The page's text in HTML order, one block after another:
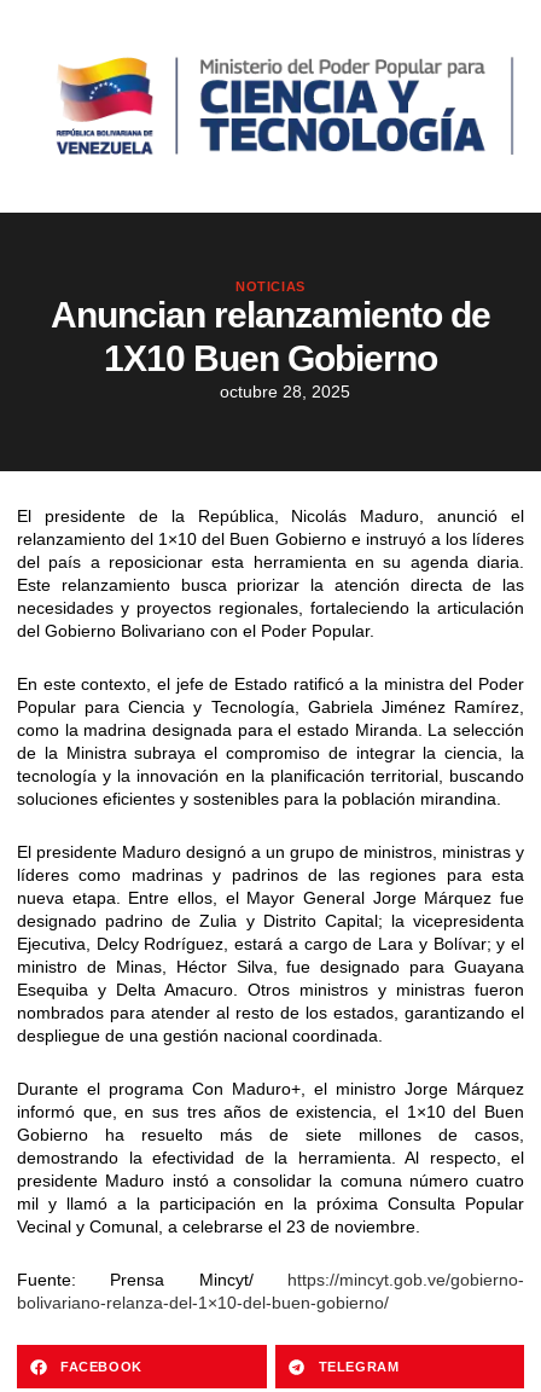
NOTICIAS
Anuncian relanzamiento de
1X10 Buen Gobierno
octubre 28, 2025
El presidente de la República, Nicolás Maduro, anunció el
relanzamiento del 1×10 del Buen Gobierno e instruyó a los líderes
del país a reposicionar esta herramienta en su agenda diaria.
Este relanzamiento busca priorizar la atención directa de las
necesidades y proyectos regionales, fortaleciendo la articulación
del Gobierno Bolivariano con el Poder Popular.
En este contexto, el jefe de Estado ratificó a la ministra del Poder
Popular para Ciencia y Tecnología, Gabriela Jiménez Ramírez,
como la madrina designada para el estado Miranda. La selección
de la Ministra subraya el compromiso de integrar la ciencia, la
tecnología y la innovación en la planificación territorial, buscando
soluciones eficientes y sostenibles para la población mirandina.
El presidente Maduro designó a un grupo de ministros, ministras y
líderes como madrinas y padrinos de las regiones para esta
nueva etapa. Entre ellos, el Mayor General Jorge Márquez fue
designado padrino de Zulia y Distrito Capital; la vicepresidenta
Ejecutiva, Delcy Rodríguez, estará a cargo de Lara y Bolívar; y el
ministro de Minas, Héctor Silva, fue designado para Guayana
Esequiba y Delta Amacuro. Otros ministros y ministras fueron
nombrados para atender al resto de los estados, garantizando el
despliegue de una gestión nacional coordinada.
Durante el programa Con Maduro+, el ministro Jorge Márquez
informó que, en sus tres años de existencia, el 1×10 del Buen
Gobierno ha resuelto más de siete millones de casos,
demostrando la efectividad de la herramienta. Al respecto, el
presidente Maduro instó a consolidar la comuna número cuatro
mil y llamó a la participación en la próxima Consulta Popular
Vecinal y Comunal, a celebrarse el 23 de noviembre.
Fuente: Prensa Mincyt/ https://mincyt.gob.ve/gobierno-
bolivariano-relanza-del-1×10-del-buen-gobierno/
FACEBOOK TELEGRAM